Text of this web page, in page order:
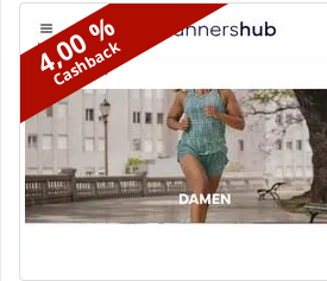
4,00 %
Cashback